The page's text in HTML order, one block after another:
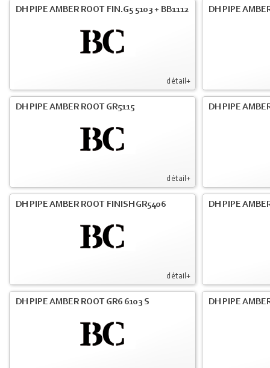
détail+
DH PIPE AMBER ROOT FIN.G5 5103 + BB1112 DH PIPE
détail+
DH PIPE AMBER ROOT GR5115 DH PIPE
détail+
DH PIPE AMBER ROOT FINISH GR5406 DH PIPE
DH PIPE AMBER ROOT GR6 6103 S DH PIPE